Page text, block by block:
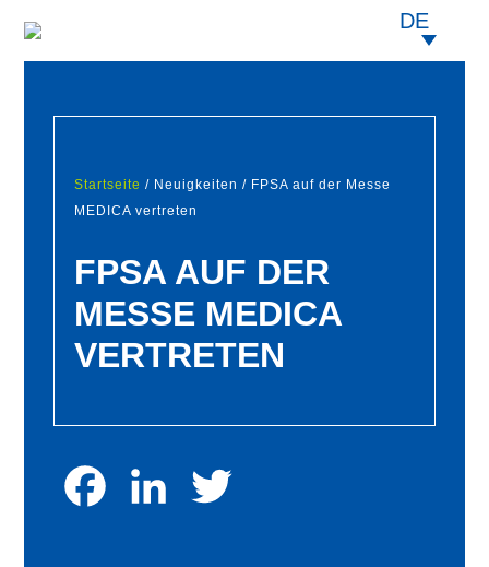
DE
Startseite / Neuigkeiten / FPSA auf der Messe
MEDICA vertreten
FPSA AUF DER
MESSE MEDICA
VERTRETEN